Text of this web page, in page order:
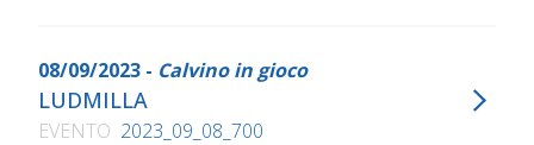
08/09/2023 - Calvino in gioco
LUDMILLA
EVENTO 2023_09_08_700